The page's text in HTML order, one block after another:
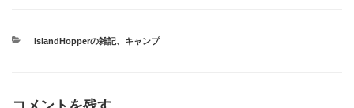
カ
IslandHopperの雑記、 キャンプ